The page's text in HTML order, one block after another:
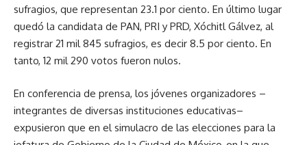
sufragios, que representan 23.1 por ciento. En último lugar
quedó la candidata de PAN, PRI y PRD, Xóchitl Gálvez, al
registrar 21 mil 845 sufragios, es decir 8.5 por ciento. En
tanto, 12 mil 290 votos fueron nulos.
En conferencia de prensa, los jóvenes organizadores –
integrantes de diversas instituciones educativas–
expusieron que en el simulacro de las elecciones para la